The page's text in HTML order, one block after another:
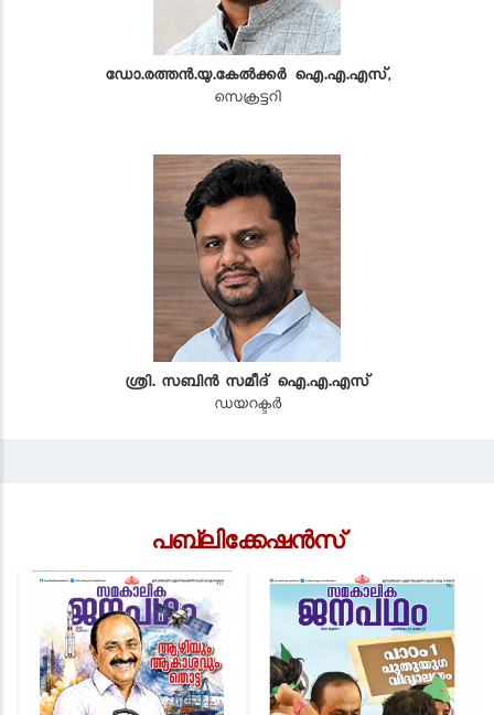
ഡോ.രത്തൻ.യു.കേൽക്കർ ഐ.എ.എസ്,
സെക്രട്ടറി
ശ്രി. സബിൻ സമീദ് ഐ.എ.എസ്
ഡയറക്ടർ
പബ്ലിക്കേഷൻസ്